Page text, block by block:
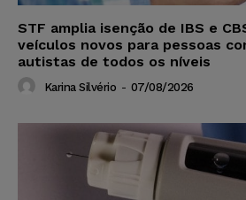
STF amplia isenção de IBS e
veículos novos para pessoas
autistas de todos os níveis
Karina Silvério - 07/08/2026